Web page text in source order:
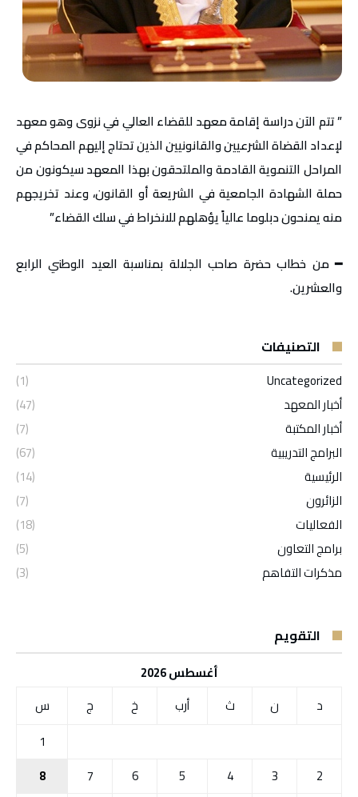
” تتم الآن دراسة إقامة معهد للقضاء العالي في نزوى وهو معهد
لإعداد القضاة الشرعيين والقانونيين الذين تحتاج إليهم المحاكم في
المراحل التنموية القادمة والملتحقون بهذا المعهد سيكونون من
حملة الشهادة الجامعية في الشريعة أو القانون، وعند تخريجهم
منه يمنحون دبلوما عالياً يؤهلهم للانخراط في سلك القضاء”
━ من خطاب حضرة صاحب الجلالة بمناسبة العيد الوطني الرابع
والعشرين.
التصنيفات
Uncategorized
(1)
أخبار المعهد
(47)
أخبار المكتبة
(7)
البرامج التدريبية
(67)
الرئيسية
(14)
الزائرون
(7)
الفعاليات
(18)
برامج التعاون
(5)
مذكرات التفاهم
(3)
التقويم
أغسطس 2026
د
ن ث أرب خ ج
س
1
2
3
4
5
6
7
8